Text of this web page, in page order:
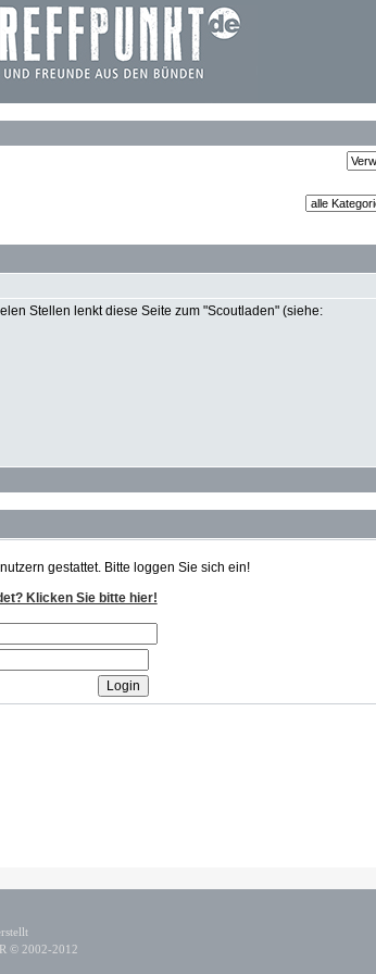
Stellen lenkt diese Seite zum "Scoutladen" (siehe:
gestattet. Bitte loggen Sie sich ein!
Klicken Sie bitte hier!
© 2002-2012